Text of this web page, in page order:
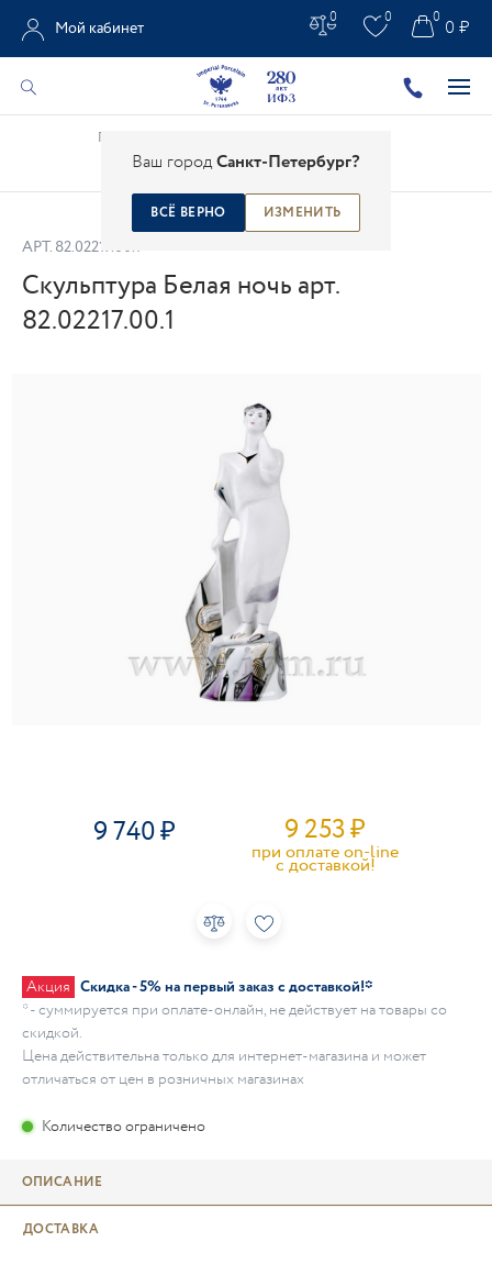
Ваш городСанкт-Петербург?
ВСЁ ВЕРНО ИЗМЕНИТЬ
Мой кабинет
0 0 0 ₽
0
Главная
Скульптура Белая ночь арт. 82.02217.00.1
АРТ. 82.02217.00.1
Скульптура Белая ночь арт.
82.02217.00.1
9 740 9 253₽
при оплате on-line
c доставкой!
Акция Скидка - 5% на первый заказ с доставкой!*
* - суммируется при оплате-онлайн, не действует на товары со
скидкой.
Цена действительна только для интернет-магазина и может
отличаться от цен в розничных магазинах
Количество ограничено
ОПИСАНИЕ
ДОСТАВКА